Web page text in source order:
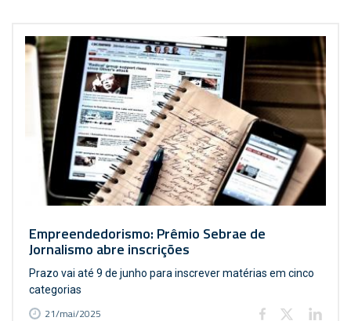
Empreendedorismo: Prêmio Sebrae de
Jornalismo abre inscrições
Prazo vai até 9 de junho para inscrever matérias em cinco
categorias
21/mai/2025